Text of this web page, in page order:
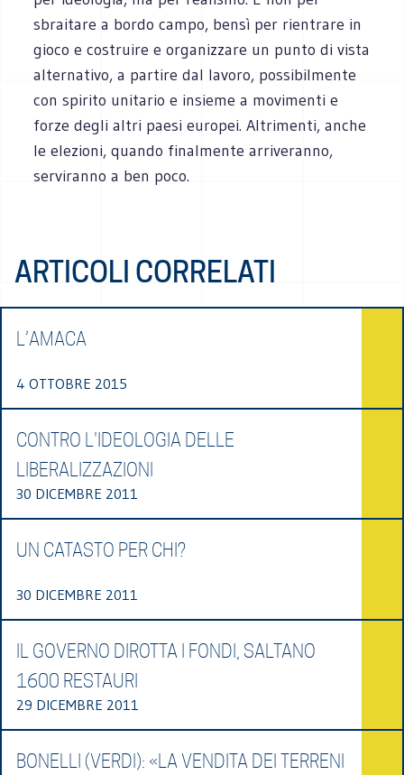
sbraitare a bordo campo, bensì per rientrare in
gioco e costruire e organizzare un punto di vista
alternativo, a partire dal lavoro, possibilmente
con spirito unitario e insieme a movimenti e
forze degli altri paesi europei. Altrimenti, anche
le elezioni, quando finalmente arriveranno,
serviranno a ben poco.
ARTICOLI CORRELATI
L’AMACA
4 OTTOBRE 2015
CONTRO L'IDEOLOGIA DELLE
LIBERALIZZAZIONI
30 DICEMBRE 2011
UN CATASTO PER CHI?
30 DICEMBRE 2011
IL GOVERNO DIROTTA I FONDI, SALTANO
1600 RESTAURI
29 DICEMBRE 2011
BONELLI (VERDI): «LA VENDITA DEI TERRENI